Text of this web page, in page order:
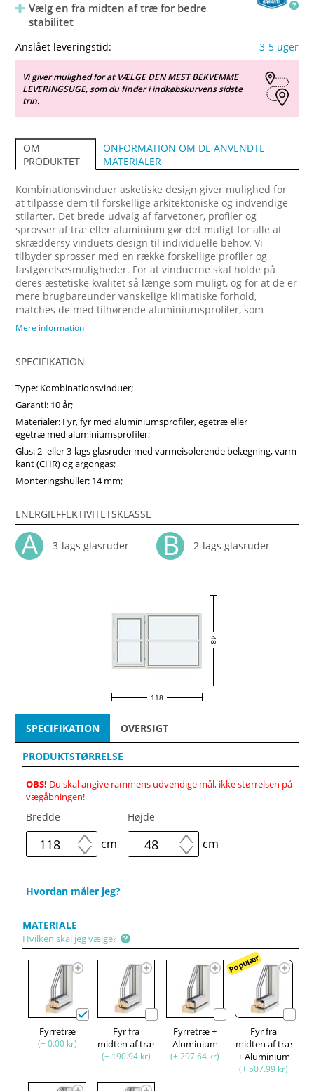
Vælg en fra midten af træ for bedre
stabilitet
Anslået leveringstid: 3-5 uger
Vi giver mulighed for at VÆLGE DEN MEST BEKVEMME
LEVERINGSUGE, som du finder i indkøbskurvens sidste
trin.
OM
PRODUKTET
ONFORMATION OM DE ANVENDTE
MATERIALER
Kombinationsvinduer asketiske design giver mulighed for
at tilpasse dem til forskellige arkitektoniske og indvendige
stilarter. Det brede udvalg af farvetoner, profiler og
sprosser af træ eller aluminium gør det muligt for alle at
skræddersy vinduets design til individuelle behov. Vi
tilbyder sprosser med en række forskellige profiler og
fastgørelsesmuligheder. For at vinduerne skal holde på
deres æstetiske kvalitet så længe som muligt, og for at de er
mere brugbareunder vanskelige klimatiske forhold,
matches de med tilhørende aluminiumsprofiler, som
fastgøres på ydersiden. Forvandl dit hjem med vores
at vælge vores produkter fra midten af træ, som vil sikre
større produktstabilitet, holdbarhed og i høj grad forlænge
produktets levetid. Køb vinduer i Vinduerpro onlinebutik til
billige priser. Vi sikrer høj kombinationsvindue kvalitet og
hurtig levering.
Mere information
SPECIFIKATION
Type: Kombinationsvinduer;
Garanti: 10 år;
Materialer: Fyr, fyr med aluminiumsprofiler, egetræ eller
egetræ med aluminiumsprofiler;
Glas: 2- eller 3-lags glasruder med varmeisolerende belægning, varm
kant (CHR) og argongas;
Monteringshuller: 14 mm;
ENERGIEFFEKTIVITETSKLASSE
3-lags glasruder 2-lags glasruder
48
118
SPECIFIKATION OVERSIGT
PRODUKTSTØRRELSE
OBS! Du skal angive rammens udvendige mål, ikke størrelsen på
vægåbningen!
Bredde
cm
Højde
cm
Hvordan måler jeg?
MATERIALE
Hvilken skal jeg vælge?
Fyrretræ
(+ 0.00 kr)
Fyr fra
midten af træ
(+ 190.94 kr)
Fyrretræ +
Aluminium
(+ 297.64 kr)
Populær
Fyr fra
midten af træ
+ Aluminium
(+ 507.99 kr)